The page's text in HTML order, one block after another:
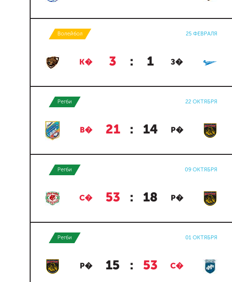
Волейбол 25 ФЕВРАЛЯ
К� 3 : 1 З�
Регби 22 ОКТЯБРЯ
В� 21 : 14 Р�
Регби 09 ОКТЯБРЯ
С� 53 : 18 Р�
Регби 01 ОКТЯБРЯ
Р� 15 : 53 С�